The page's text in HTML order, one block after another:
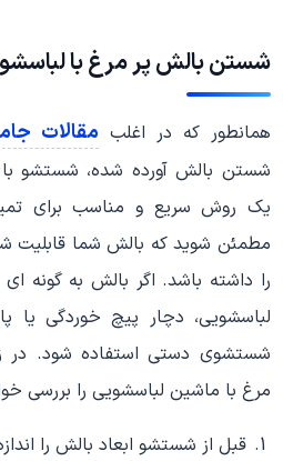
شستن بالش پر مرغ با
همانطور که در اغلب مقالات
شستن بالش آورده شده، شستشو
یک روش سریع و مناسب برای
مطمئن شوید که بالش شما قابلیت
را داشته باشد. اگر بالش به
لباسشویی، دچار پیچ خوردگی یا
شستشوی دستی استفاده شود. در
مرغ با ماشین لباسشویی را بررسی
قبل از شستشو ابعاد بالش را